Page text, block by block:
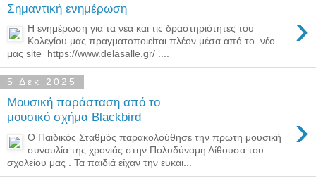
Σημαντική ενημέρωση ›
Η ενημέρωση για τα νέα και τις δραστηριότητες του
Κολεγίου μας πραγματοποιείται πλέον μέσα από το νέο
μας site https://www.delasalle.gr/ ....
5 Δεκ 2025
Μουσική παράσταση από το
μουσικό σχήμα Blackbird
›
Ο Παιδικός Σταθμός παρακολούθησε την πρώτη μουσική
συναυλία της χρονιάς στην Πολυδύναμη Αίθουσα του
σχολείου μας . Τα παιδιά είχαν την ευκαι...